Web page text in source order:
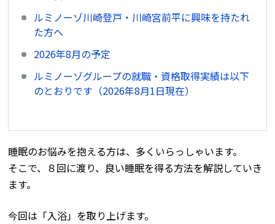
ルミノーゾ川崎登戸・川崎宮前平に興味を持たれ
た方へ
2026年8月の予定
ルミノーゾグループの就職・資格取得実績は以下
のとおりです（2026年8月1日現在）
睡眠のお悩みを抱える方は、多くいらっしゃいます。
そこで、８回に渡り、良い睡眠を得る方法を解説していき
ます。
今回は「入浴」を取り上げます。